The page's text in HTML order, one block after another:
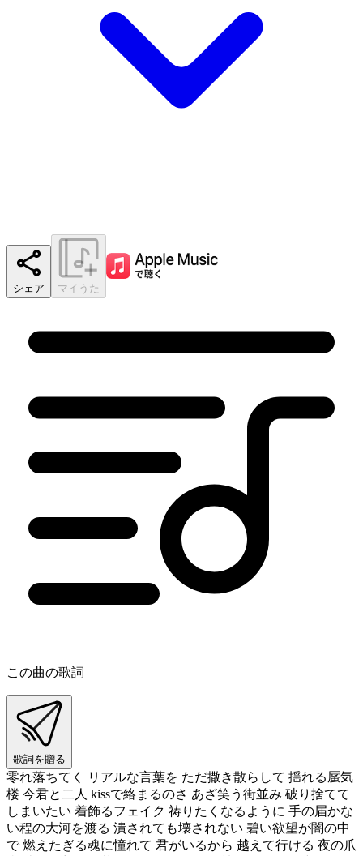
シェア マイうた
この曲の歌詞
歌詞を贈る
零れ落ちてく リアルな言葉を ただ撒き散らして 揺れる蜃気
楼 今君と二人 kissで絡まるのさ あざ笑う街並み 破り捨てて
しまいたい 着飾るフェイク 祷りたくなるように 手の届かな
い程の大河を渡る 潰されても壊されない 碧い欲望が闇の中
で 燃えたぎる魂に憧れて 君がいるから 越えて行ける 夜の爪